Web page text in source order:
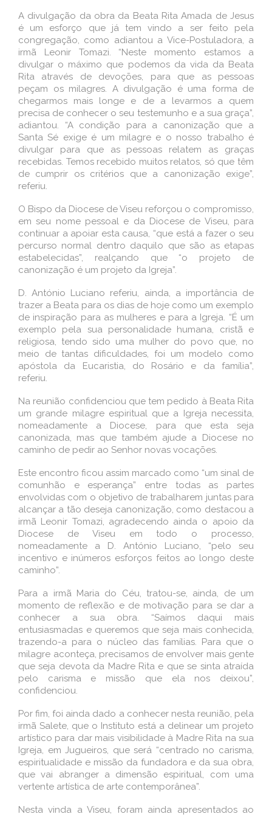
A divulgação da obra da Beata Rita Amada de Jesus
é um esforço que já tem vindo a ser feito pela
congregação, como adiantou a Vice-Postuladora, a
irmã Leonir Tomazi. “Neste momento estamos a
divulgar o máximo que podemos da vida da Beata
Rita através de devoções, para que as pessoas
peçam os milagres. A divulgação é uma forma de
chegarmos mais longe e de a levarmos a quem
precisa de conhecer o seu testemunho e a sua graça”,
adiantou. “A condição para a canonização que a
Santa Sé exige é um milagre e o nosso trabalho é
divulgar para que as pessoas relatem as graças
recebidas. Temos recebido muitos relatos, só que têm
de cumprir os critérios que a canonização exige”,
referiu.
O Bispo da Diocese de Viseu reforçou o compromisso,
em seu nome pessoal e da Diocese de Viseu, para
continuar a apoiar esta causa, “que está a fazer o seu
percurso normal dentro daquilo que são as etapas
estabelecidas”, realçando que “o projeto de
canonização é um projeto da Igreja”.
D. António Luciano referiu, ainda, a importância de
trazer a Beata para os dias de hoje como um exemplo
de inspiração para as mulheres e para a Igreja. “É um
exemplo pela sua personalidade humana, cristã e
religiosa, tendo sido uma mulher do povo que, no
meio de tantas dificuldades, foi um modelo como
apóstola da Eucaristia, do Rosário e da família”,
referiu.
Na reunião confidenciou que tem pedido à Beata Rita
um grande milagre espiritual que a Igreja necessita,
nomeadamente a Diocese, para que esta seja
canonizada, mas que também ajude a Diocese no
caminho de pedir ao Senhor novas vocações.
Este encontro ficou assim marcado como “um sinal de
comunhão e esperança” entre todas as partes
envolvidas com o objetivo de trabalharem juntas para
alcançar a tão deseja canonização, como destacou a
irmã Leonir Tomazi, agradecendo ainda o apoio da
Diocese de Viseu em todo o processo,
nomeadamente a D. António Luciano, “pelo seu
incentivo e inúmeros esforços feitos ao longo deste
caminho”.
Para a irmã Maria do Céu, tratou-se, ainda, de um
momento de reflexão e de motivação para se dar a
conhecer a sua obra. “Saímos daqui mais
entusiasmadas e queremos que seja mais conhecida,
trazendo-a para o núcleo das famílias. Para que o
milagre aconteça, precisamos de envolver mais gente
que seja devota da Madre Rita e que se sinta atraída
pelo carisma e missão que ela nos deixou”,
confidenciou.
Por fim, foi ainda dado a conhecer nesta reunião, pela
irmã Salete, que o Instituto está a delinear um projeto
artístico para dar mais visibilidade à Madre Rita na sua
Igreja, em Jugueiros, que será “centrado no carisma,
espiritualidade e missão da fundadora e da sua obra,
que vai abranger a dimensão espiritual, com uma
vertente artística de arte contemporânea”.
Nesta vinda a Viseu, foram ainda apresentados ao